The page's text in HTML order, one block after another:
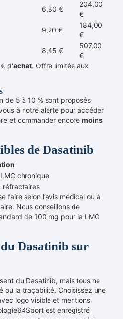
6,80 €
204,00
€
9,20 €
184,00
€
8,45 €
507,00
€
d'achat. Offre limitée aux
de 5 à 10 % sont proposés
à notre alerte pour accéder
et commander encore moins
de Dasatinib
chronique
réfractaires
faire selon l’avis médical ou à
Nous conseillons de
de 100 mg pour la LMC
Dasatinib sur
du Dasatinib, mais tous ne
ou la traçabilité. Choisissez une
logo visible et mentions
est enregistré